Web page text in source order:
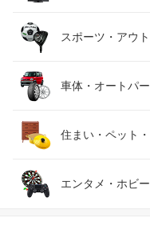
バッグ・小物・ブ
靴
腕時計
ジュエリー・アク
ワイン
日本酒・焼酎
おもちゃ
家電
TV・オーディオ
スマートフォン・
パソコン・周辺機
スポーツ・アウ
スポーツ・アウト
ゴルフ
車体・オートパ
車用品・バイク
車・バイク
住まい・ペット
インテリア・寝具
エンタメ・ホビー